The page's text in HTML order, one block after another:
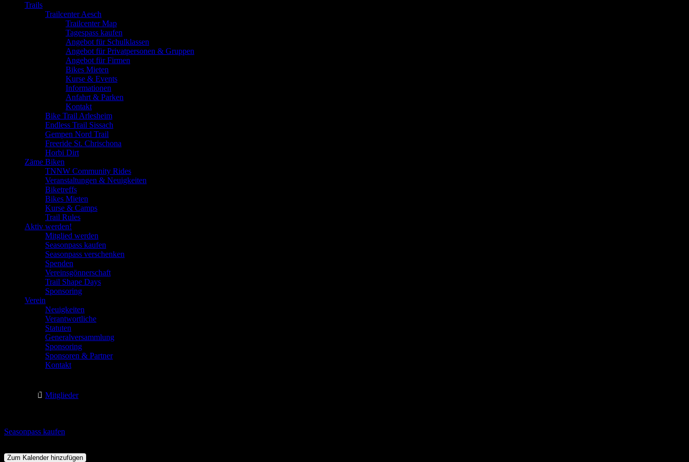
Trails
Trailcenter Aesch
Trailcenter Map
Tagespass kaufen
Angebot für Schulklassen
Angebot für Privatpersonen & Gruppen
Angebot für Firmen
Bikes Mieten
Kurse & Events
Informationen
Anfahrt & Parken
Kontakt
Bike Trail Arlesheim
Endless Trail Sissach
Gempen Nord Trail
Freeride St. Chrischona
Horbi Dirt
Zäme Biken
TNNW Community Rides
Veranstaltungen & Neuigkeiten
Biketreffs
Bikes Mieten
Kurse & Camps
Trail Rules
Aktiv werden!
Mitglied werden
Seasonpass kaufen
Seasonpass verschenken
Spenden
Vereinsgönnerschaft
Trail Shape Days
Sponsoring
Verein
Neuigkeiten
Verantwortliche
Statuten
Generalversammlung
Sponsoring
Sponsoren & Partner
Kontakt
Mitglieder
Seasonpass kaufen
Einsteiger
24. Juni 2026
Zum Kalender hinzufügen